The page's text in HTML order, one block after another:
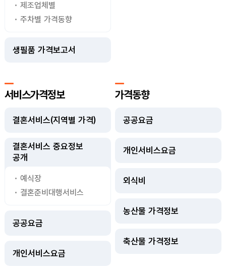
제조업체별
주차별 가격동향
생필품 가격보고서
서비스가격정보
결혼서비스(지역별 가격)
결혼서비스 중요정보
공개
예식장
결혼준비대행서비스
공공요금
개인서비스요금
가격동향
공공요금
개인서비스요금
외식비
농산물 가격정보
축산물 가격정보